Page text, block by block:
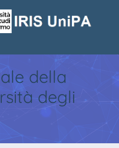
della
degli